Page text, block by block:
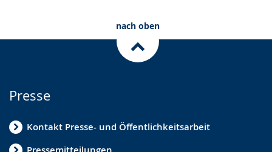
nach oben
Presse
Kontakt Presse- und Öffentlichkeitsarbeit